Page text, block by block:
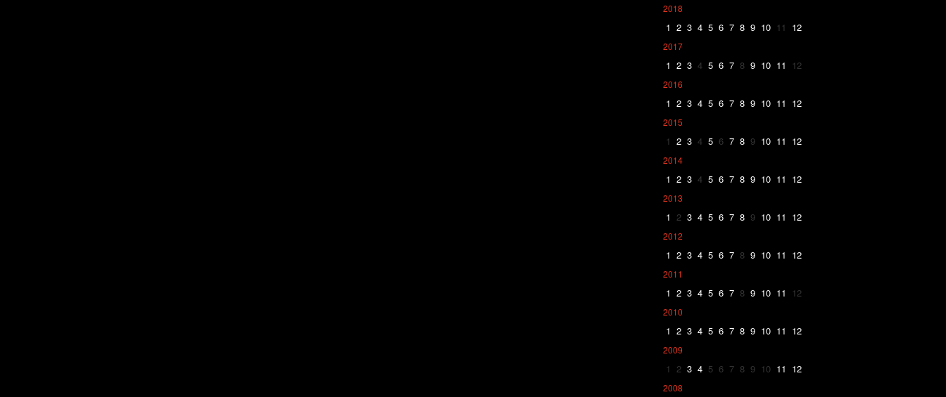
2018
1 2 3 4 5 6 7 8 9 10 11 12
2017
1 2 3 4 5 6 7 8 9 10 11 12
2016
1 2 3 4 5 6 7 8 9 10 11 12
2015
1 2 3 4 5 6 7 8 9 10 11 12
2014
1 2 3 4 5 6 7 8 9 10 11 12
2013
1 2 3 4 5 6 7 8 9 10 11 12
2012
1 2 3 4 5 6 7 8 9 10 11 12
2011
1 2 3 4 5 6 7 8 9 10 11 12
2010
1 2 3 4 5 6 7 8 9 10 11 12
2009
1 2 3 4 5 6 7 8 9 10 11 12
2008